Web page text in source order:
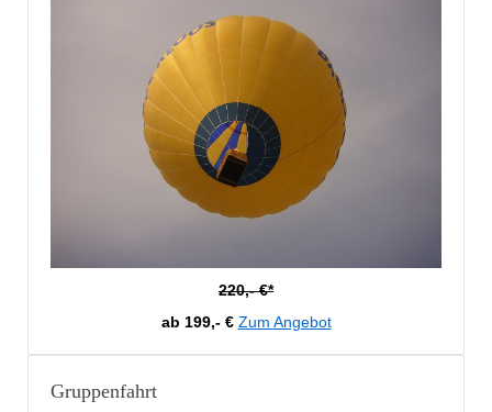
220,- €*
ab 199,- € Zum Angebot
Gruppenfahrt